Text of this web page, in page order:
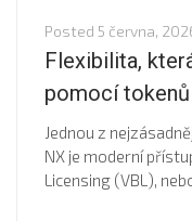
Posted 5 června,
Flexibilita,
pomocí tokenů
Jednou z
NX je moderní
Licensing (VBL),